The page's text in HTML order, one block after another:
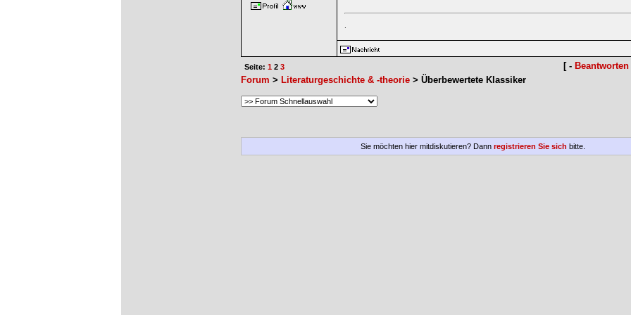
.
Seite: 1 2 3 [ - Beantworten
Forum > Literaturgeschichte & -theorie > Überbewertete Klassiker
Sie möchten hier mitdiskutieren? Dann registrieren Sie sich bitte.